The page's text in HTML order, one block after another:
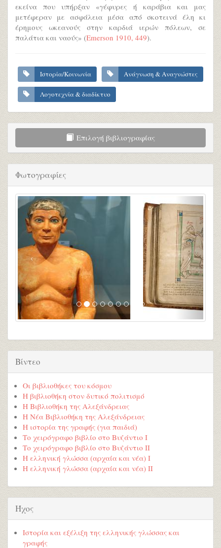
εκείνα που υπήρξαν «γέφυρες ή καράβια και μας
μετέφεραν με ασφάλεια μέσα από σκοτεινά έλη κι
έρημους ωκεανούς στην καρδιά ιερών πόλεων, σε
παλάτια και ναούς» (Emerson 1910, 449).
Ιστορία/Κοινωνία Ανάγνωση & Αναγνώστες
Λογοτεχνία & διαδίκτυο
Επιλογή βιβλιογραφίας
Φωτογραφίες
Βίντεο
Οι βιβλιοθήκες του κόσμου
Η βιβλιοθήκη στον δυτικό πολιτισμό
Η Βιβλιοθήκη της Αλεξάνδρειας
Η Νέα Βιβλιοθήκη της Αλεξάνδρειας
Η ιστορία της γραφής (για παιδιά)
Το χειρόγραφο βιβλίο στο Βυζάντιο Ι
Το χειρόγραφο βιβλίο στο Βυζάντιο ΙΙ
Η ελληνική γλώσσα (αρχαία και νέα) Ι
Η ελληνική γλώσσα (αρχαία και νέα) ΙΙ
Ήχος
Ιστορία και εξέλιξη της ελληνικής γλώσσας και
γραφής